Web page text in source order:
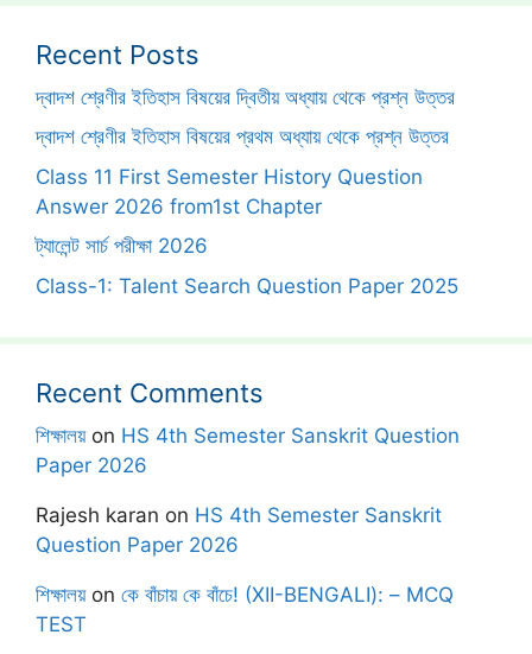
Recent Posts
দ্বাদশ শ্রেণীর ইতিহাস বিষয়ের দ্বিতীয় অধ্যায় থেকে প্রশ্ন উত্তর
দ্বাদশ শ্রেণীর ইতিহাস বিষয়ের প্রথম অধ্যায় থেকে প্রশ্ন উত্তর
Class 11 First Semester History Question
Answer 2026 from1st Chapter
ট্যালেন্ট সার্চ পরীক্ষা 2026
Class-1: Talent Search Question Paper 2025
Recent Comments
শিক্ষালয়on HS 4th Semester Sanskrit Question
Paper 2026
Rajesh karan on HS 4th Semester Sanskrit
Question Paper 2026
শিক্ষালয়on কে বাঁচায় কে বাঁচে! (XII-BENGALI): – MCQ
TEST